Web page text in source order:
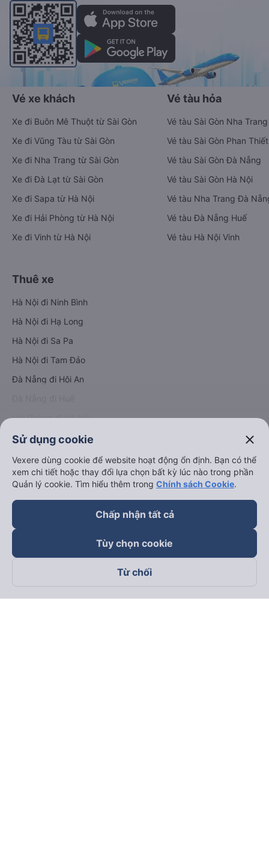
Vé xe khách
Xe đi Buôn Mê Thuột từ Sài Gòn
Xe đi Vũng Tàu từ Sài Gòn
Xe đi Nha Trang từ Sài Gòn
Xe đi Đà Lạt từ Sài Gòn
Xe đi Sapa từ Hà Nội
Xe đi Hải Phòng từ Hà Nội
Xe đi Vinh từ Hà Nội
Vé tàu hỏa
Vé tàu Sài Gòn Nha Trang
Vé tàu Sài Gòn Phan Thiết
Vé tàu Sài Gòn Đà Nẵng
Vé tàu Sài Gòn Hà Nội
Vé tàu Nha Trang Đà
Vé tàu Đà Nẵng Huế
Vé tàu Hà Nội Vinh
Thuê xe
Hà Nội đi Ninh Bình
Hà Nội đi Hạ Long
Hà Nội đi Sa Pa
Hà Nội đi Tam Đảo
Đà Nẵng đi Hội An
Hải Phòng đi Hà Nội
keyboard_arrow_down
Về chúng tôi
keyboard_arrow_down
Hỗ trợ
keyboard_arrow_down
Trở thành đối tác
Sử dụng cookie close
Vexere dùng cookie để website hoạt động ổn định. Bạn có thể
xem chi tiết hoặc thay đổi lựa chọn bất kỳ lúc nào trong phần
Quản lý cookie. Tìm hiểu thêm trong Chính sách Cookie.
Chấp nhận tất cả
Tùy chọn cookie
Từ chối